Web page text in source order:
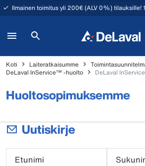
Ilmainen toimitus yli 200€ (ALV 0%) tilauksille!
Koti Laiteratkaisumme
DeLaval InService™ -huolto
DeLaval
Huoltosopimuksemme
Uutiskirje
Etunimi